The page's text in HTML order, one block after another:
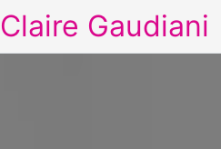
Claire Gaudiani